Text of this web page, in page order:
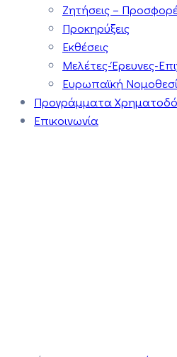
Ζητήσεις –
Προκηρύξεις
Εκθέσεις
Μελέτες-Έρευνες-
Ευρωπαϊκή
Προγράμματα
Επικοινωνία